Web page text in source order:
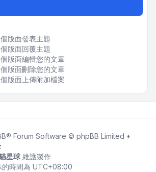
版面發表主題
版面回覆主題
版面編輯您的文章
版面刪除您的文章
版面上傳附加檔案
® Forum Software © phpBB Limited •
星球 維護製作
的時間為 UTC+08:00